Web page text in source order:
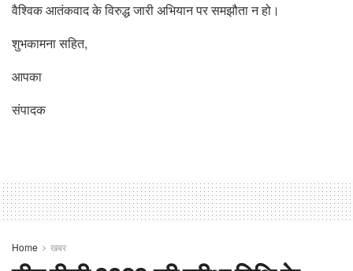
वैश्विक आतंकवाद के विरुद्ध जारी अभियान पर समझौता न हो।
शुभकामना सहित,
आपका
संपादक
Home खबर